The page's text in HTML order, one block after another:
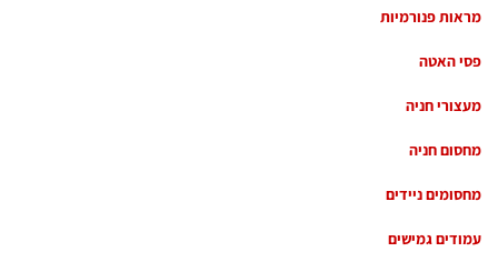
מראות פנורמיות
פסי האטה
מעצורי חניה
מחסום חניה
מחסומים ניידים
עמודים גמישים